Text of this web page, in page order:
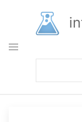
основному
содержанию